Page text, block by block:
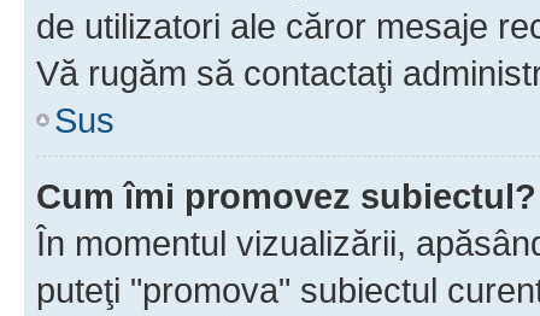
de utilizatori ale căror mesaje
Vă rugăm să contactaţi
Sus
Cum îmi promovez subiectul?
În momentul vizualizării,
puteţi "promova" subiectul